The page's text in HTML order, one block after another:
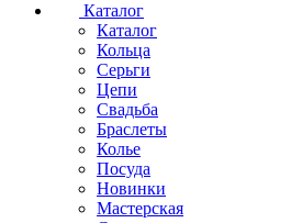
Каталог
Каталог
Кольца
Серьги
Цепи
Свадьба
Браслеты
Колье
Посуда
Новинки
Мастерская